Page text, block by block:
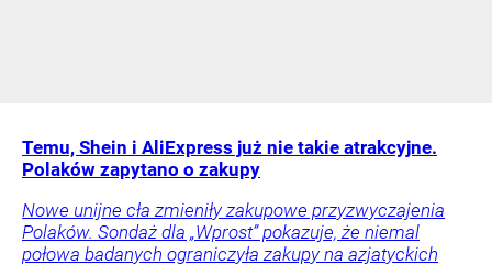
Temu, Shein i AliExpress już nie takie atrakcyjne.
Polaków zapytano o zakupy
Nowe unijne cła zmieniły zakupowe przyzwyczajenia
Polaków. Sondaż dla „Wprost” pokazuje, że niemal
połowa badanych ograniczyła zakupy na azjatyckich